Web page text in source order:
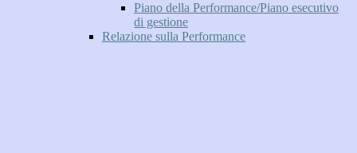
Piano della Performance/Piano esecutivo
di gestione
Relazione sulla Performance